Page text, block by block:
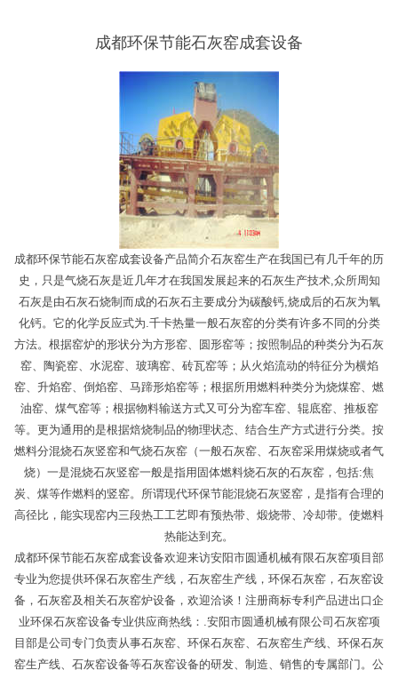
成都环保节能石灰窑成套设备
成都环保节能石灰窑成套设备产品简介石灰窑生产在我国已有几千年的历
史，只是气烧石灰是近几年才在我国发展起来的石灰生产技术,众所周知
石灰是由石灰石烧制而成的石灰石主要成分为碳酸钙,烧成后的石灰为氧
化钙。它的化学反应式为.千卡热量一般石灰窑的分类有许多不同的分类
方法。根据窑炉的形状分为方形窑、圆形窑等；按照制品的种类分为石灰
窑、陶瓷窑、水泥窑、玻璃窑、砖瓦窑等；从火焰流动的特征分为横焰
窑、升焰窑、倒焰窑、马蹄形焰窑等；根据所用燃料种类分为烧煤窑、燃
油窑、煤气窑等；根据物料输送方式又可分为窑车窑、辊底窑、推板窑
等。更为通用的是根据焙烧制品的物理状态、结合生产方式进行分类。按
燃料分混烧石灰竖窑和气烧石灰窑（一般石灰窑、石灰窑采用煤烧或者气
烧）一是混烧石灰竖窑一般是指用固体燃料烧石灰的石灰窑，包括:焦
炭、煤等作燃料的竖窑。所谓现代环保节能混烧石灰竖窑，是指有合理的
高径比，能实现窑内三段热工工艺即有预热带、煅烧带、冷却带。使燃料
热能达到充。
成都环保节能石灰窑成套设备欢迎来访安阳市圆通机械有限石灰窑项目部
专业为您提供环保石灰窑生产线，石灰窑生产线，环保石灰窑，石灰窑设
备，石灰窑及相关石灰窑炉设备，欢迎洽谈！注册商标专利产品进出口企
业环保石灰窑设备专业供应商热线：.安阳市圆通机械有限公司石灰窑项
目部是公司专门负责从事石灰窑、环保石灰窑、石灰窑生产线、环保石灰
窑生产线、石灰窑设备等石灰窑设备的研发、制造、销售的专属部门。公